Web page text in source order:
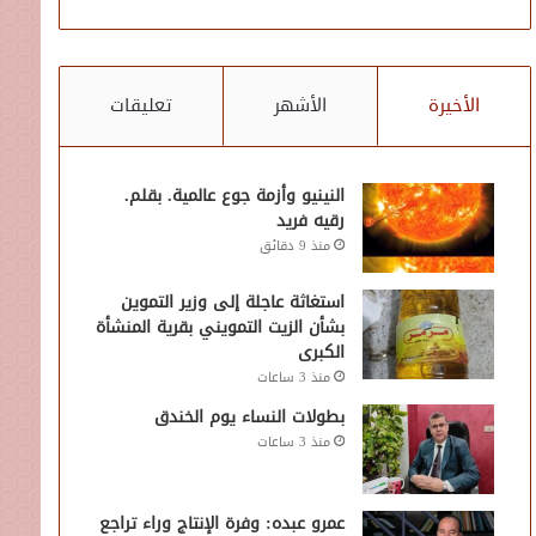
الأخيرة الأشهر تعليقات
النينيو وأزمة جوع عالمية. بقلم.
رقيه فريد
منذ 9 دقائق
استغاثة عاجلة إلى وزير التموين
بشأن الزيت التمويني بقرية المنشأة
الكبرى
منذ 3 ساعات
بطولات النساء يوم الخندق
منذ 3 ساعات
عمرو عبده: وفرة الإنتاج وراء تراجع